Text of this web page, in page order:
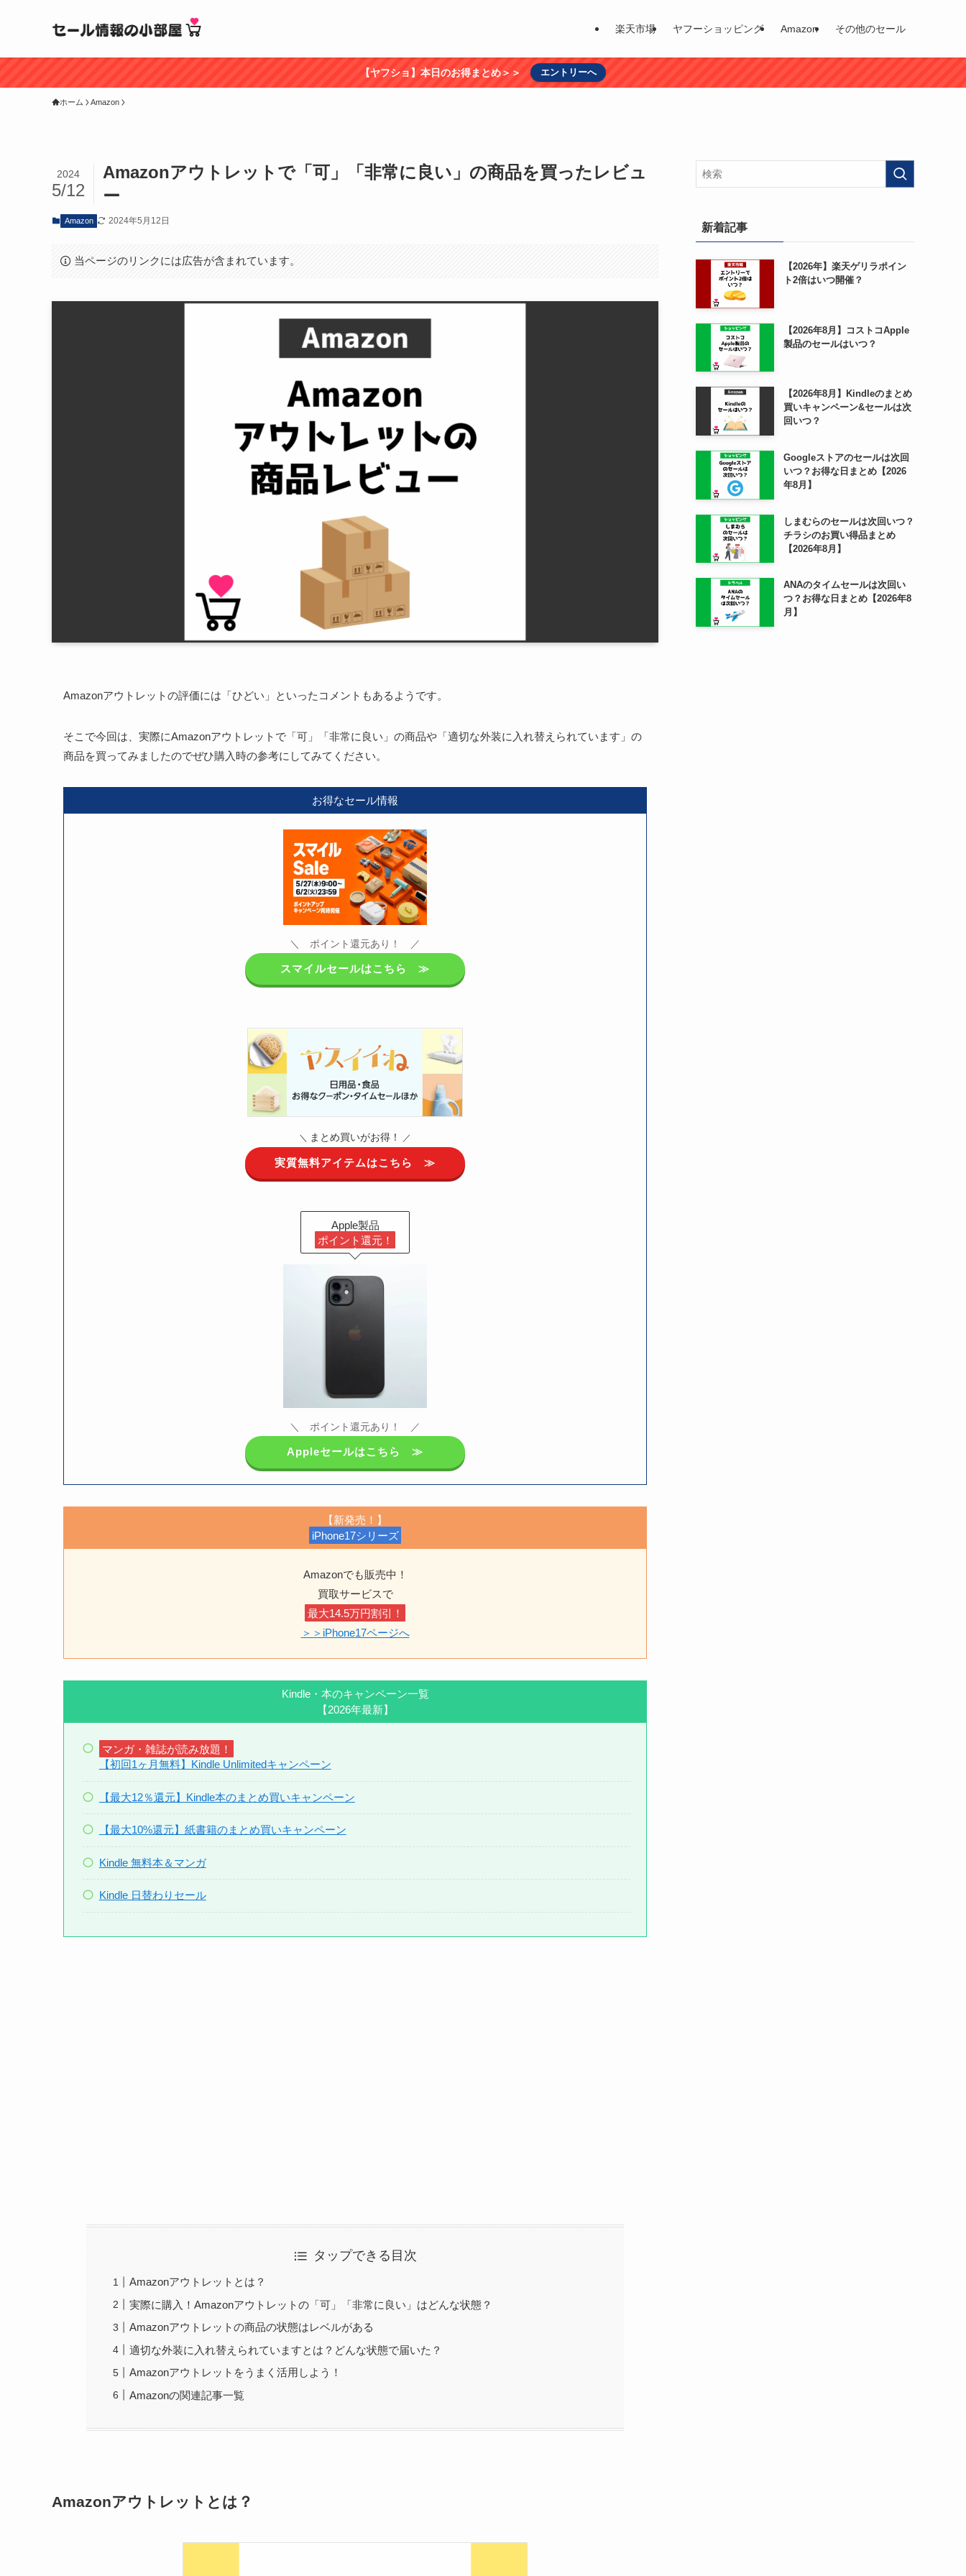
楽天市場 ヤフーショッピング Amazon その他のセール
【ヤフショ】本日のお得まとめ＞＞ エントリーへ
ホーム Amazon
Amazonアウトレットで「可」「非常に良い」の商品を買ったレビュ
ー
2024
5/12
Amazon 2024年5月12日
当ページのリンクには広告が含まれています。
Amazonアウトレットの評価には「ひどい」といったコメントもあるようです。
そこで今回は、実際にAmazonアウトレットで「可」「非常に良い」の商品や「適切な外装に入れ替えられています」の
商品を買ってみましたのでぜひ購入時の参考にしてみてください。
お得なセール情報
＼ ポイント還元あり！ ／
スマイルセールはこちら ≫
＼ まとめ買いがお得！ ／
実質無料アイテムはこちら ≫
Apple製品
ポイント還元！
＼ ポイント還元あり！ ／
Appleセールはこちら ≫
【新発売！】
iPhone17シリーズ
Amazonでも販売中！
買取サービスで
最大14.5万円割引！
＞＞iPhone17ページへ
Kindle・本のキャンペーン一覧
【2026年最新】
マンガ・雑誌が読み放題！
【初回1ヶ月無料】Kindle Unlimitedキャンペーン
【最大12％還元】Kindle本のまとめ買いキャンペーン
【最大10%還元】紙書籍のまとめ買いキャンペーン
Kindle 無料本＆マンガ
Kindle 日替わりセール
タップできる目次
Amazonアウトレットとは？
実際に購入！Amazonアウトレットの「可」「非常に良い」はどんな状態？
Amazonアウトレットの商品の状態はレベルがある
適切な外装に入れ替えられていますとは？どんな状態で届いた？
Amazonアウトレットをうまく活用しよう！
Amazonの関連記事一覧
Amazonアウトレットとは？
新着記事
【2026年】楽天ゲリラポイン
ト2倍はいつ開催？
【2026年8月】コストコApple
製品のセールはいつ？
【2026年8月】Kindleのまとめ
買いキャンペーン&セールは次
回いつ？
Googleストアのセールは次回
いつ？お得な日まとめ【2026
年8月】
しまむらのセールは次回いつ？
チラシのお買い得品まとめ
【2026年8月】
ANAのタイムセールは次回い
つ？お得な日まとめ【2026年8
月】